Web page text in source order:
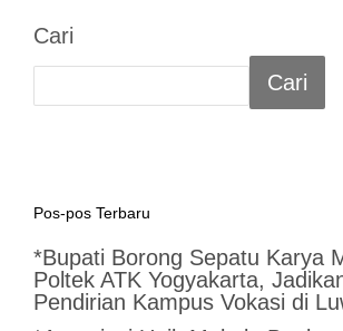
Cari
Cari
Pos-pos Terbaru
*Bupati Borong Sepatu Karya
Poltek ATK Yogyakarta,
Pendirian Kampus Vokasi di